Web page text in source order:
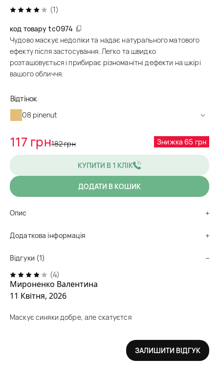
(1)
код товару tc0974
Чудово маскує недоліки та надає натурального матового
ефекту після застосування. Легко та швидко
розташовується і прибирає різноманітні дефекти на шкірі
вашого обличчя.
Відтінок
08 pinenut
117 грн182 грн Знижка 65 грн
КУПИТИ В 1 КЛІК
ДОДАТИ В КОШИК
Опис
Додаткова інформація
Відгуки (1)
(4)
Мироненко Валентина
11 Квітня, 2026
Маскує синяки добре, але скатуєтся
ЗАЛИШИТИ ВІДГУК